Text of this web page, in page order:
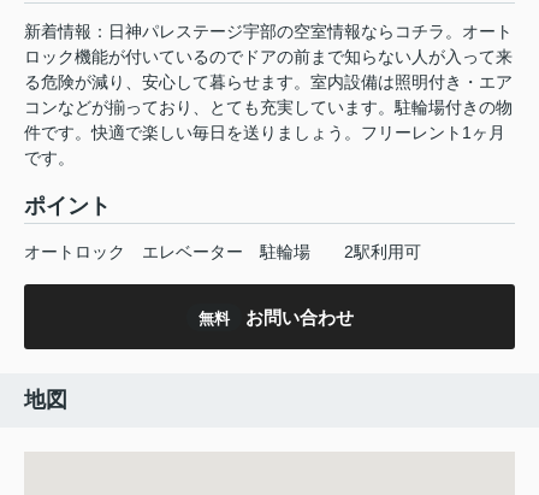
新着情報：日神パレステージ宇部の空室情報ならコチラ。オート
ロック機能が付いているのでドアの前まで知らない人が入って来
る危険が減り、安心して暮らせます。室内設備は照明付き・エア
コンなどが揃っており、とても充実しています。駐輪場付きの物
件です。快適で楽しい毎日を送りましょう。フリーレント1ヶ月
です。
ポイント
オートロック エレベーター 駐輪場 2駅利用可
無料 お問い合わせ
地図